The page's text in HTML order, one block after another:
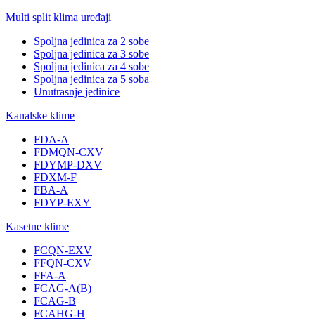
Multi split klima uređaji
Spoljna jedinica za 2 sobe
Spoljna jedinica za 3 sobe
Spoljna jedinica za 4 sobe
Spoljna jedinica za 5 soba
Unutrasnje jedinice
Kanalske klime
FDA-A
FDMQN-CXV
FDYMP-DXV
FDXM-F
FBA-A
FDYP-EXY
Kasetne klime
FCQN-EXV
FFQN-CXV
FFA-A
FCAG-A(B)
FCAG-B
FCAHG-H